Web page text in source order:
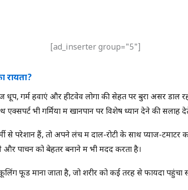
[ad_inserter group="5"]
रायता?
धूप, गर्म हवाएं और हीटवेव लोगों की सेहत पर बुरा असर डाल
भी गर्मियों में खानपान पर विशेष ध्यान देने की सलाह
से परेशान हैं, तो अपने लंच में दाल-रोटी के साथ प्याज-टमाटर
और पाचन को बेहतर बनाने में भी मदद करता है।
फूड माना जाता है, जो शरीर को कई तरह से फायदा पहुंचा